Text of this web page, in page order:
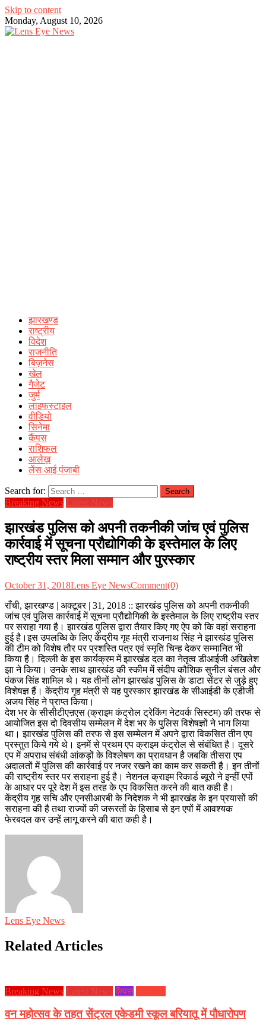
Skip to content
Monday, August 10, 2026
झारखण्ड
राष्ट्रीय
विदेश
राजनीति
बिज़नेस
खेल
गैजेट
जुर्म
लाइफस्टाइल
वीडियो
सिनेमा
कैंपस
राशिफल
आलेख़
लेंस आई पंजाबी
Search for:
Breaking News Latest News
झारखंड पुलिस को अपनी तकनीकी जांच एवं पुलिस
कार्रवाई में सूचना प्रौद्योगिकी के इस्तेमाल के लिए
राष्ट्रीय स्तर मिला सम्मान और पुरस्कार
October 31, 2018Lens Eye NewsComment(0)
राँची, झारखण्ड | अक्टूबर | 31, 2018 :: झारखंड पुलिस को अपनी तकनीकी
जांच एवं पुलिस कार्रवाई में सूचना प्रौद्योगिकी के इस्तेमाल के लिए राष्ट्रीय स्तर
पर सराहा गया है। झारखंड पुलिस द्वारा तैयार किए गए ऐप को कि वहां सराहना
हुई है।इस उपलब्धि के लिए केंद्रीय गृह मंत्री राजनाथ सिंह ने झारखंड पुलिस
की टीम को विशेष तौर पर प्रशस्ति पत्र एवं स्मृति चिन्ह देकर सम्मानित भी
किया है। दिल्ली के इस कार्यक्रम में झारखंड दल का नेतृत्व डीआईजी अखिलेश
झा ने किया। उनके साथ झारखंड की स्कीम में संदीप कौशिक सुनील बंसल और
पंकज सिंह शामिल थे। यह तीनों लोग झारखंड पुलिस के डाटा सेंटर से जुड़े हुए
विशेषज्ञ हैं। केंद्रीय गृह मंत्री से यह पुरस्कार झारखंड के सीआईडी के एडीजी
अजय सिंह ने प्राप्त किया।
देश भर के सीसीटीएऩएस (क्राइम कंट्रोल ट्रेकिंग नेटवर्क सिस्टम) की तरफ से
आयोजित इस दो दिवसीय सम्मेलन में देश भर के पुलिस विशेषज्ञों ने भाग लिया
था। झारखंड पुलिस की तरफ से इस सम्मेलन में अपने द्वारा विकसित तीन एप
प्रस्तुत किये गये थे। इनमें से प्रथम एप क्राइम कंट्रोल से संबंधित है। दूसरे
एप में अपराध संबंधी आंकड़ों के विश्लेषण का प्रावधान है जबकि तीसरा एप
अदालतों में पुलिस की कार्रवाई पर नजर रखने का काम कर सकती है। इन तीनों
की राष्ट्रीय स्तर पर सराहना हुई है। नेशनल क्राइम रिकार्ड ब्यूरो ने इन्हीं एपों
के आधार पर पूरे देश में इस तरह के एप विकसित करने की बात कही है।
केंद्रीय गृह सचि और एनसीआरबी के निदेशक ने भी झारखंड के इन प्रयासों की
सराहना की है तथा राज्यों की जरूरतों के हिसाब से इन एपों में आवश्यक
फेरबदल कर उन्हें लागू करने की बात कही है।
Lens Eye News
Related Articles
Breaking News Latest News कैंपस
वन महोत्सव के तहत सेंट्रल एकेडमी स्कूल बरियातू में पौधारोपण